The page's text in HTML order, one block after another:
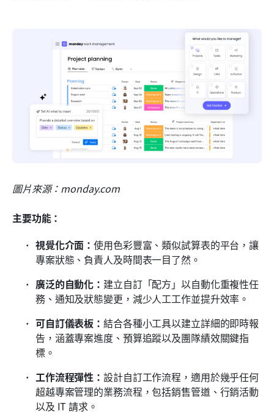
圖片來源：monday.com
主要功能：
視覺化介面：使用色彩豐富、類似試算表的平台，讓
專案狀態、負責人及時間表一目了然。
廣泛的自動化： 建立自訂「配方」以自動化重複性任
務、通知及狀態變更，減少人工工作並提升效率。
可自訂儀表板：結合各種小工具以建立詳細的即時報
告，涵蓋專案進度、預算追蹤以及團隊績效關鍵指
標。
工作流程彈性：設計自訂工作流程，適用於幾乎任何
超越專案管理的業務流程，包括銷售管道、行銷活動
以及 IT 請求。